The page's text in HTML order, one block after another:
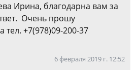
Ирина, благодарна вам за
Очень прошу
тел. +7(978)09-200-37
6 февраля 2019 г. 12:52